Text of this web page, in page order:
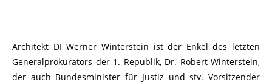
Architekt DI Werner Winterstein ist der Enkel des letzten
Generalprokurators der 1. Republik, Dr. Robert Winterstein,
der auch Bundesminister für Justiz und stv. Vorsitzender